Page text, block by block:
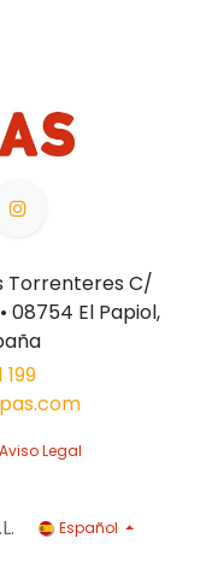
Torrenteres C/
08754 El Papiol,
Aviso Legal
Español